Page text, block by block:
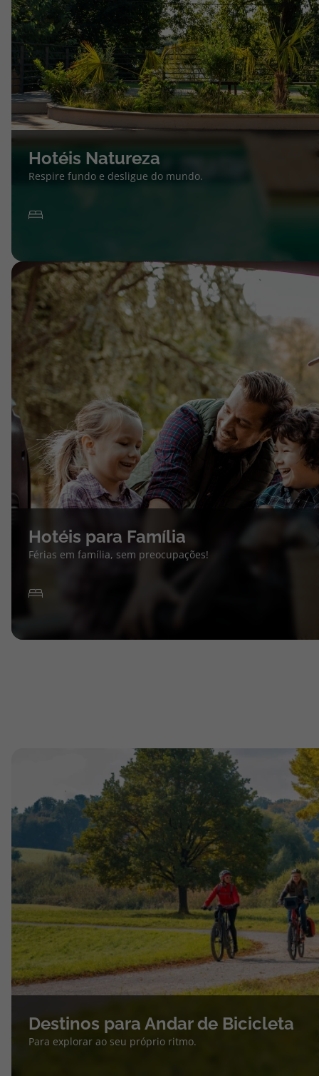
Hotéis Natureza
Respire fundo e desligue do mundo.
Hotéis para Família
Férias em família, sem preocupações!
Destinos para Andar de Bicicleta
Para explorar ao seu próprio ritmo.